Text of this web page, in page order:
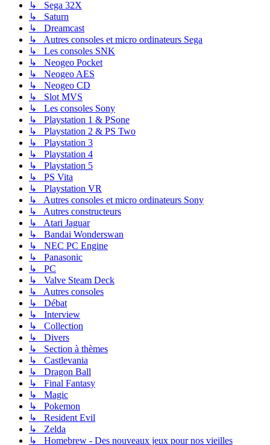
↳ Sega 32X
↳ Saturn
↳ Dreamcast
↳ Autres consoles et micro ordinateurs Sega
↳ Les consoles SNK
↳ Neogeo Pocket
↳ Neogeo AES
↳ Neogeo CD
↳ Slot MVS
↳ Les consoles Sony
↳ Playstation 1 & PSone
↳ Playstation 2 & PS Two
↳ Playstation 3
↳ Playstation 4
↳ Playstation 5
↳ PS Vita
↳ Playstation VR
↳ Autres consoles et micro ordinateurs Sony
↳ Autres constructeurs
↳ Atari Jaguar
↳ Bandai Wonderswan
↳ NEC PC Engine
↳ Panasonic
↳ PC
↳ Valve Steam Deck
↳ Autres consoles
↳ Débat
↳ Interview
↳ Collection
↳ Divers
↳ Section à thèmes
↳ Castlevania
↳ Dragon Ball
↳ Final Fantasy
↳ Magic
↳ Pokemon
↳ Resident Evil
↳ Zelda
↳ Homebrew - Des nouveaux jeux pour nos vieilles